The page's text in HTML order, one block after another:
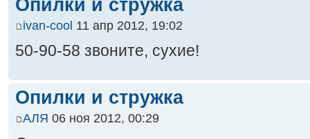
Опилки и стружка
ivan-cool 11 апр 2012, 19:02
50-90-58 звоните, сухие!
Опилки и стружка
АЛЯ 06 ноя 2012, 00:29